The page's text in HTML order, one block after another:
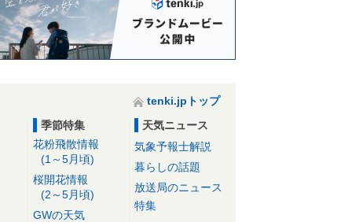
tenki.jpトップ
季節特集
花粉飛散情報
(1～5月頃)
桜開花情報
(2～5月頃)
GWの天気
天気ニュース
気象予報士解説
暮らしの話題
放送局のニュース
特集